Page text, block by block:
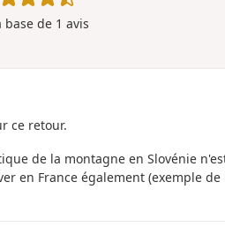
base de 1 avis
ce retour.
de la montagne en Slovénie
en France également (exemple